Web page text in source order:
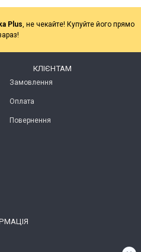
Plus, не чекайте! Купуйте його прямо
КЛІЄНТАМ
Замовлення
Оплата
Повернення